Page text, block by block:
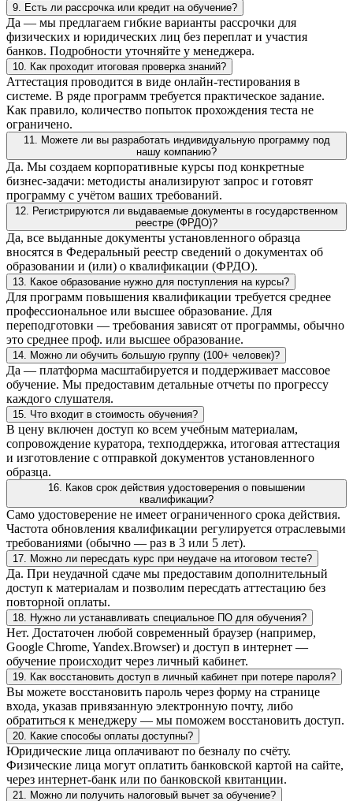
9. Есть ли рассрочка или кредит на обучение?
Да — мы предлагаем гибкие варианты рассрочки для
физических и юридических лиц без переплат и участия
банков. Подробности уточняйте у менеджера.
10. Как проходит итоговая проверка знаний?
Аттестация проводится в виде онлайн-тестирования в
системе. В ряде программ требуется практическое задание.
Как правило, количество попыток прохождения теста не
ограничено.
11. Можете ли вы разработать индивидуальную программу под
нашу компанию?
Да. Мы создаем корпоративные курсы под конкретные
бизнес-задачи: методисты анализируют запрос и готовят
программу с учётом ваших требований.
12. Регистрируются ли выдаваемые документы в государственном
реестре (ФРДО)?
Да, все выданные документы установленного образца
вносятся в Федеральный реестр сведений о документах об
образовании и (или) о квалификации (ФРДО).
13. Какое образование нужно для поступления на курсы?
Для программ повышения квалификации требуется среднее
профессиональное или высшее образование. Для
переподготовки — требования зависят от программы, обычно
это среднее проф. или высшее образование.
14. Можно ли обучить большую группу (100+ человек)?
Да — платформа масштабируется и поддерживает массовое
обучение. Мы предоставим детальные отчеты по прогрессу
каждого слушателя.
15. Что входит в стоимость обучения?
В цену включен доступ ко всем учебным материалам,
сопровождение куратора, техподдержка, итоговая аттестация
и изготовление с отправкой документов установленного
образца.
16. Каков срок действия удостоверения о повышении
квалификации?
Само удостоверение не имеет ограниченного срока действия.
Частота обновления квалификации регулируется отраслевыми
требованиями (обычно — раз в 3 или 5 лет).
17. Можно ли пересдать курс при неудаче на итоговом тесте?
Да. При неудачной сдаче мы предоставим дополнительный
доступ к материалам и позволим пересдать аттестацию без
повторной оплаты.
18. Нужно ли устанавливать специальное ПО для обучения?
Нет. Достаточен любой современный браузер (например,
Google Chrome, Yandex.Browser) и доступ в интернет —
обучение происходит через личный кабинет.
19. Как восстановить доступ в личный кабинет при потере пароля?
Вы можете восстановить пароль через форму на странице
входа, указав привязанную электронную почту, либо
обратиться к менеджеру — мы поможем восстановить доступ.
20. Какие способы оплаты доступны?
Юридические лица оплачивают по безналу по счёту.
Физические лица могут оплатить банковской картой на сайте,
через интернет-банк или по банковской квитанции.
21. Можно ли получить налоговый вычет за обучение?